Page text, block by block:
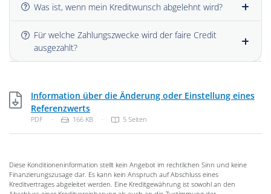
Was ist, wenn mein Kreditwunsch abgelehnt wird?
Für welche Zahlungszwecke wird der faire Credit
ausgezahlt?
Information über die Änderung oder Einstellung eines
ReferenzwertsPDF, 166 KB
Dateityp: PDF-Dokument
PDF · Dateigröße:
166 KB · 5 Seiten
Diese Konditioneninformation stellt kein Angebot im rechtlichen Sinn und keine
Finanzierungszusage dar. Es kann kein Anspruch auf Abschluss eines
Kreditvertrages abgeleitet werden. Eine Kreditgewährung ist sowohl an den